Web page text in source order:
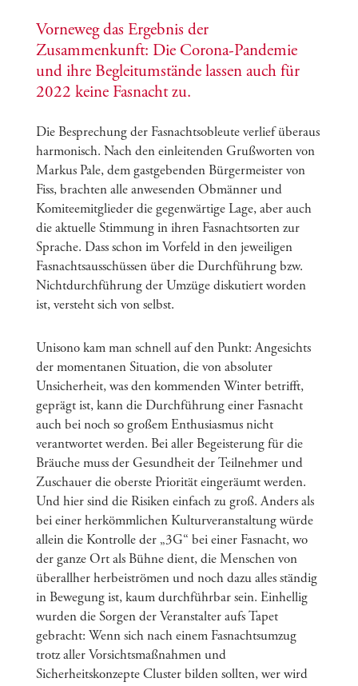
Vorneweg das Ergebnis der
Zusammenkunft: Die Corona-Pandemie
und ihre Begleitumstände lassen auch für
2022 keine Fasnacht zu.
Die Besprechung der Fasnachtsobleute verlief überaus
harmonisch. Nach den einleitenden Grußworten von
Markus Pale, dem gastgebenden Bürgermeister von
Fiss, brachten alle anwesenden Obmänner und
Komiteemitglieder die gegenwärtige Lage, aber auch
die aktuelle Stimmung in ihren Fasnachtsorten zur
Sprache. Dass schon im Vorfeld in den jeweiligen
Fasnachtsausschüssen über die Durchführung bzw.
Nichtdurchführung der Umzüge diskutiert worden
ist, versteht sich von selbst.
Unisono kam man schnell auf den Punkt: Angesichts
der momentanen Situation, die von absoluter
Unsicherheit, was den kommenden Winter betrifft,
geprägt ist, kann die Durchführung einer Fasnacht
auch bei noch so großem Enthusiasmus nicht
verantwortet werden. Bei aller Begeisterung für die
Bräuche muss der Gesundheit der Teilnehmer und
Zuschauer die oberste Priorität eingeräumt werden.
Und hier sind die Risiken einfach zu groß. Anders als
bei einer herkömmlichen Kulturveranstaltung würde
allein die Kontrolle der „3G“ bei einer Fasnacht, wo
der ganze Ort als Bühne dient, die Menschen von
überallher herbeiströmen und noch dazu alles ständig
in Bewegung ist, kaum durchführbar sein. Einhellig
wurden die Sorgen der Veranstalter aufs Tapet
gebracht: Wenn sich nach einem Fasnachtsumzug
trotz aller Vorsichtsmaßnahmen und
Sicherheitskonzepte Cluster bilden sollten, wer wird